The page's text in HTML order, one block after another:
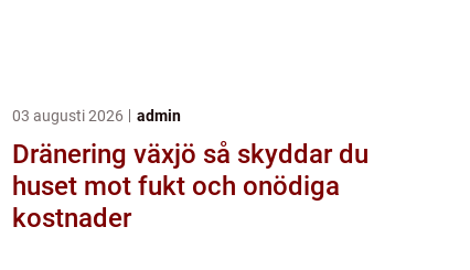
03 augusti 2026 admin
Dränering växjö så skyddar du
huset mot fukt och onödiga
kostnader